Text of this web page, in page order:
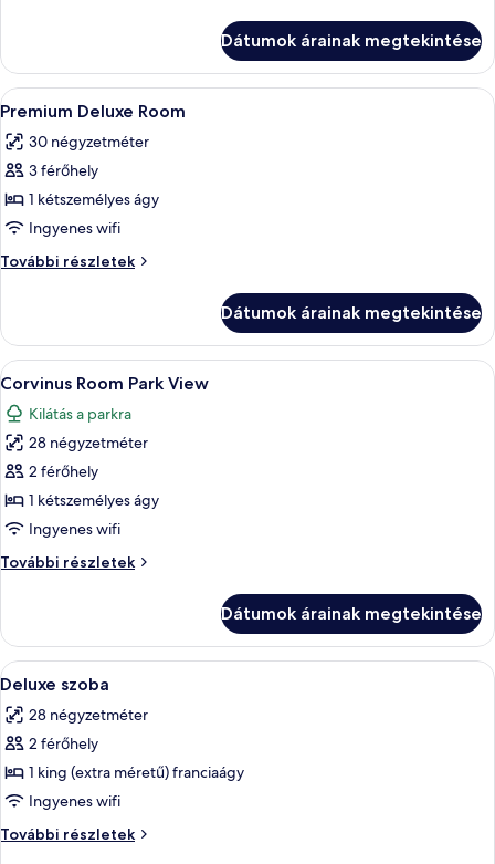
Dátumok árainak megtekintése
A
következő
szoba
összes
képének
megtekintése:
Premium
Deluxe
Egy szállodai szoba, amelyben egy
7
Premium Deluxe Room
30 négyzetméter
3 férőhely
1 kétszemélyes ágy
Ingyenes wifi
További részletek
Premium
részletei
Dátumok árainak megtekintése
A
következő
szoba
összes
képének
megtekintése:
Corvinus
Park
Egy szállodai szoba, amelyben egy
8
Corvinus Room Park View
Kilátás a parkra
28 négyzetméter
2 férőhely
1 kétszemélyes ágy
Ingyenes wifi
További részletek
Corvinus
további
részletei
Dátumok árainak megtekintése
A
következő
szoba
összes
képének
megtekintése:
Deluxe
szoba
Egy szállodai szoba, amelyben egy
9
Deluxe szoba
28 négyzetméter
2 férőhely
1 king (extra méretű) franciaágy
Ingyenes wifi
További részletek
Deluxe